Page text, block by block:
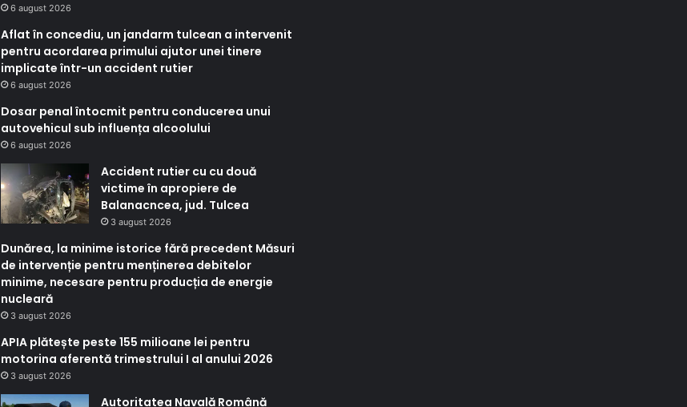
6 august 2026
Aflat în concediu, un jandarm tulcean a intervenit
pentru acordarea primului ajutor unei tinere
implicate într-un accident rutier
6 august 2026
Dosar penal întocmit pentru conducerea unui
autovehicul sub influența alcoolului
6 august 2026
Accident rutier cu cu două
victime în apropiere de
Balanacncea, jud. Tulcea
3 august 2026
Dunărea, la minime istorice fără precedent Măsuri
de intervenție pentru menținerea debitelor
minime, necesare pentru producția de energie
nucleară
3 august 2026
APIA plătește peste 155 milioane lei pentru
motorina aferentă trimestrului I al anului 2026
3 august 2026
Autoritatea Navală Română